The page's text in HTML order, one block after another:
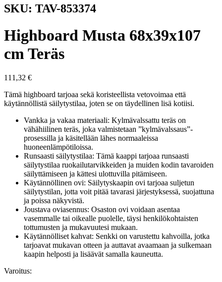
SKU: TAV-853374
Highboard Musta 68x39x107
cm Teräs
111,32 €
Tämä highboard tarjoaa sekä koristeellista vetovoimaa että
käytännöllistä säilytystilaa, joten se on täydellinen lisä kotiisi.
Vankka ja vakaa materiaali: Kylmävalssattu teräs on
vähähiilinen teräs, joka valmistetaan ”kylmävalssaus”-
prosessilla ja käsitellään lähes normaaleissa
huoneenlämpötiloissa.
Runsaasti säilytystilaa: Tämä kaappi tarjoaa runsaasti
säilytystilaa ruokailutarvikkeiden ja muiden kodin tavaroiden
säilyttämiseen ja kättesi ulottuvilla pitämiseen.
Käytännöllinen ovi: Säilytyskaapin ovi tarjoaa suljetun
säilytystilan, jotta voit pitää tavarasi järjestyksessä, suojattuna
ja poissa näkyvistä.
Joustava oviasennus: Osaston ovi voidaan asentaa
vasemmalle tai oikealle puolelle, täysi henkilökohtaisten
tottumusten ja mukavuutesi mukaan.
Käytännölliset kahvat: Senkki on varustettu kahvoilla, jotka
tarjoavat mukavan otteen ja auttavat avaamaan ja sulkemaan
kaapin helposti ja lisäävät samalla kauneutta.
Varoitus: